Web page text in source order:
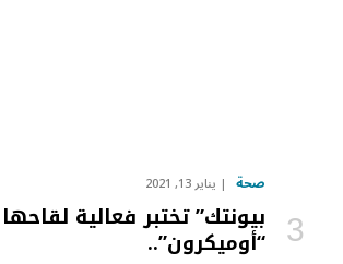
صحة يناير 13, 2021
بيونتك” تختبر فعالية
“أوميكرون”..